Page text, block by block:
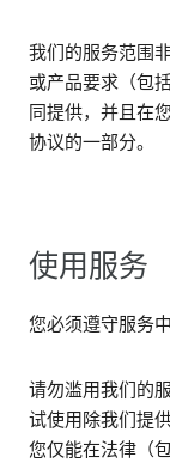
我们的服务范围
或产品要求（包
同提供，并且在
协议的一部分。
使用服务
您必须遵守服务
请勿滥用我们的
试使用除我们提
您仅能在法律（